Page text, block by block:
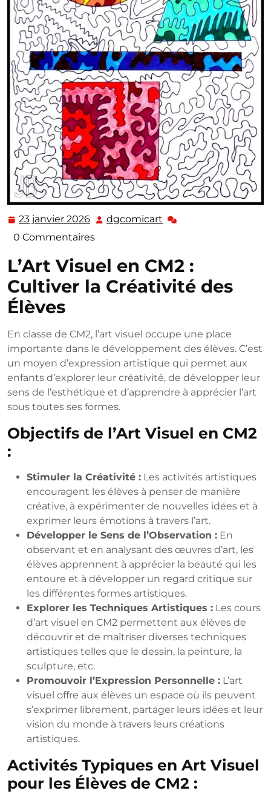
23 janvier 2026 23
janvier
dgcomicart dgcomicart
0 Commentaires
L’Art Visuel en CM2 :
Cultiver la Créativité des
Élèves
En classe de CM2, l’art visuel occupe une place
importante dans le développement des élèves. C’est
un moyen d’expression artistique qui permet aux
enfants d’explorer leur créativité, de développer leur
sens de l’esthétique et d’apprendre à apprécier l’art
sous toutes ses formes.
Objectifs de l’Art Visuel en CM2
:
Stimuler la Créativité : Les activités artistiques
encouragent les élèves à penser de manière
créative, à expérimenter de nouvelles idées et à
exprimer leurs émotions à travers l’art.
Développer le Sens de l’Observation : En
observant et en analysant des œuvres d’art, les
élèves apprennent à apprécier la beauté qui les
entoure et à développer un regard critique sur
les différentes formes artistiques.
Explorer les Techniques Artistiques : Les cours
d’art visuel en CM2 permettent aux élèves de
découvrir et de maîtriser diverses techniques
artistiques telles que le dessin, la peinture, la
sculpture, etc.
Promouvoir l’Expression Personnelle : L’art
visuel offre aux élèves un espace où ils peuvent
s’exprimer librement, partager leurs idées et leur
vision du monde à travers leurs créations
artistiques.
Activités Typiques en Art Visuel
pour les Élèves de CM2 :